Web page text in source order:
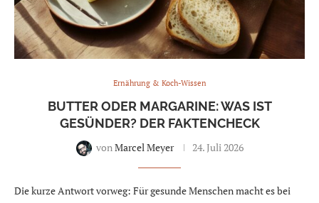
Ernährung & Koch-Wissen
BUTTER ODER MARGARINE: WAS IST
GESÜNDER? DER FAKTENCHECK
von Marcel Meyer 24. Juli 2026
Die kurze Antwort vorweg: Für gesunde Menschen macht es bei